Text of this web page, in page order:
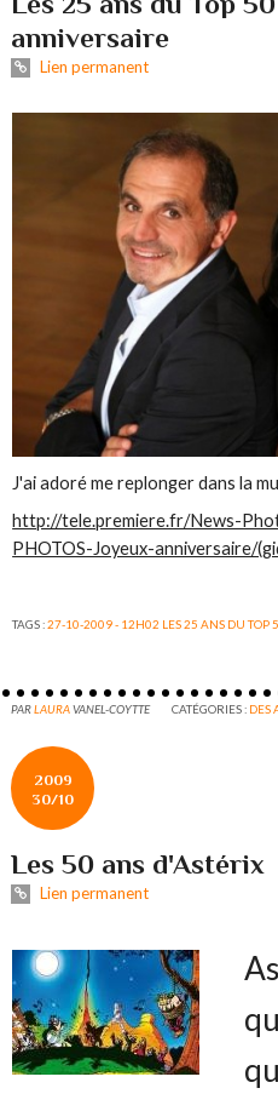
anniversaire
Lien permanent
J'ai adoré me replonger dans la
http://tele.premiere.fr/News-
PHOTOS-Joyeux-anniversaire/
TAGS :27-10-2009 - 12H02 LES 25 ANS DU TOP
PARLAURAVANEL-COYTTE CATÉGORIES : DES
2009
30/10
Les 50 ans d'Astérix
Lien permanent